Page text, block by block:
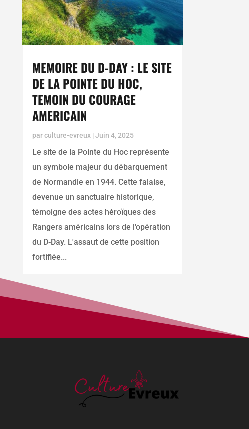
MEMOIRE DU D-DAY : LE SITE
DE LA POINTE DU HOC,
TEMOIN DU COURAGE
AMERICAIN
parculture-evreux| Juin 4, 2025
Le site de la Pointe du Hoc représente
un symbole majeur du débarquement
de Normandie en 1944. Cette falaise,
devenue un sanctuaire historique,
témoigne des actes héroïques des
Rangers américains lors de l'opération
du D-Day. L'assaut de cette position
fortifiée...